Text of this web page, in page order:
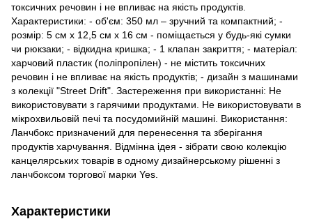
токсичних речовин і не впливає на якість продуктів.
Характеристики: - об'єм: 350 мл – зручний та компактний; -
розмір: 5 см х 12,5 см х 16 см - поміщається у будь-які сумки
чи рюкзаки; - відкидна кришка; - 1 клапан закриття; - матеріал:
харчовий пластик (поліпропілен) - не містить токсичних
речовин і не впливає на якість продуктів; - дизайн з машинами
з колекції "Street Drift". Застереження при використанні: Не
використовувати з гарячими продуктами. Не використовувати в
мікрохвильовій печі та посудомийній машині. Використання:
Ланчбокс призначений для перенесення та зберігання
продуктів харчування. Відмінна ідея - зібрати свою колекцію
канцелярських товарів в одному дизайнерському рішенні з
ланчбоксом торгової марки Yes.
Характеристики